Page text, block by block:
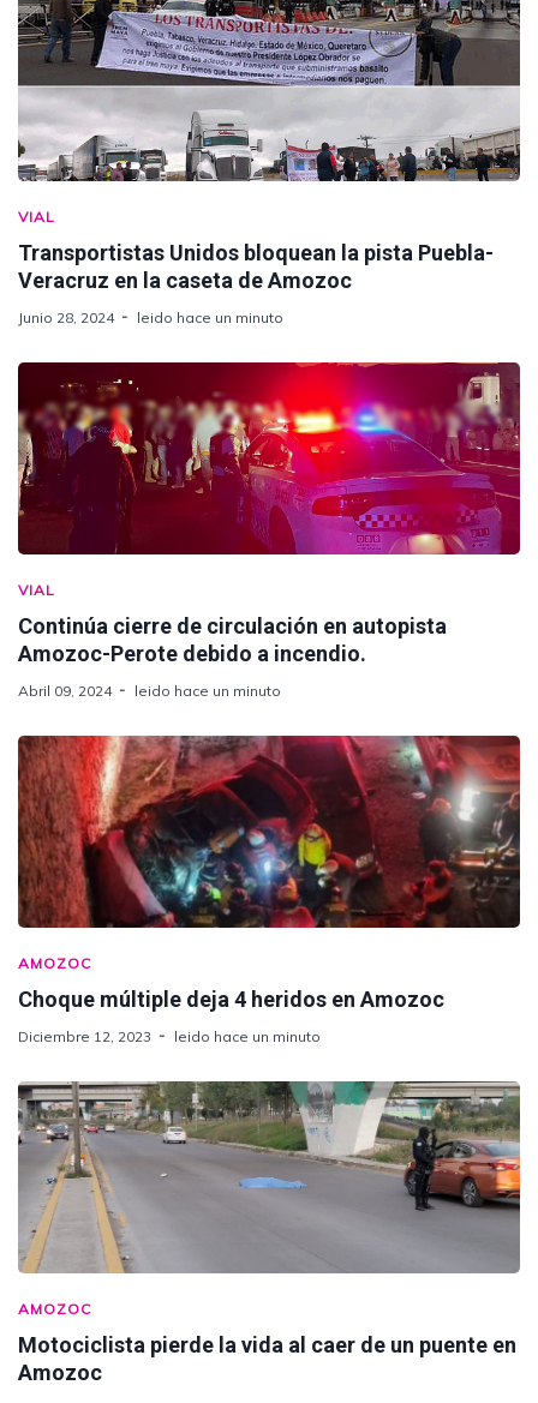
VIAL
Transportistas Unidos bloquean la pista Puebla-
Veracruz en la caseta de Amozoc
Junio 28, 2024 leido hace un minuto
VIAL
Continúa cierre de circulación en autopista
Amozoc-Perote debido a incendio.
Abril 09, 2024 leido hace un minuto
AMOZOC
Choque múltiple deja 4 heridos en Amozoc
Diciembre 12, 2023 leido hace un minuto
AMOZOC
Motociclista pierde la vida al caer de un puente en
Amozoc